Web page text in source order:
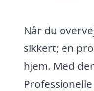
Når du
sikkert; en
hjem. Med